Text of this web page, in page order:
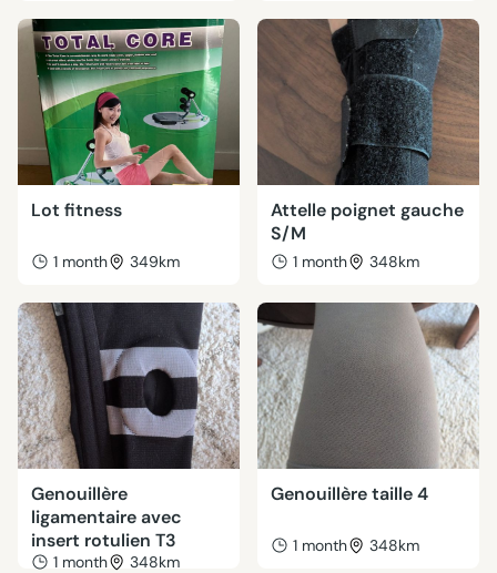
Lot fitness
1 month 349km
Attelle poignet gauche
S/M
1 month 348km
Genouillère
ligamentaire avec
insert rotulien T3
1 month 348km
Genouillère taille 4
1 month 348km